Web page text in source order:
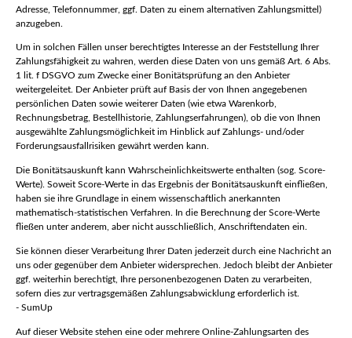
Adresse, Telefonnummer, ggf. Daten zu einem alternativen Zahlungsmittel)
anzugeben.
Um in solchen Fällen unser berechtigtes Interesse an der Feststellung Ihrer
Zahlungsfähigkeit zu wahren, werden diese Daten von uns gemäß Art. 6 Abs.
1 lit. f DSGVO zum Zwecke einer Bonitätsprüfung an den Anbieter
weitergeleitet. Der Anbieter prüft auf Basis der von Ihnen angegebenen
persönlichen Daten sowie weiterer Daten (wie etwa Warenkorb,
Rechnungsbetrag, Bestellhistorie, Zahlungserfahrungen), ob die von Ihnen
ausgewählte Zahlungsmöglichkeit im Hinblick auf Zahlungs- und/oder
Forderungsausfallrisiken gewährt werden kann.
Die Bonitätsauskunft kann Wahrscheinlichkeitswerte enthalten (sog. Score-
Werte). Soweit Score-Werte in das Ergebnis der Bonitätsauskunft einfließen,
haben sie ihre Grundlage in einem wissenschaftlich anerkannten
mathematisch-statistischen Verfahren. In die Berechnung der Score-Werte
fließen unter anderem, aber nicht ausschließlich, Anschriftendaten ein.
Sie können dieser Verarbeitung Ihrer Daten jederzeit durch eine Nachricht an
uns oder gegenüber dem Anbieter widersprechen. Jedoch bleibt der Anbieter
ggf. weiterhin berechtigt, Ihre personenbezogenen Daten zu verarbeiten,
sofern dies zur vertragsgemäßen Zahlungsabwicklung erforderlich ist.
- SumUp
Auf dieser Website stehen eine oder mehrere Online-Zahlungsarten des